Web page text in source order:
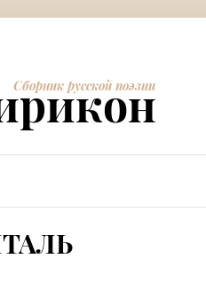
Сборник русской поэзии